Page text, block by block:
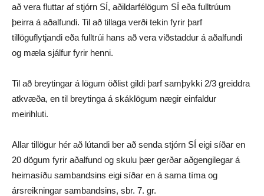
að vera fluttar af stjórn SÍ, aðildarfélögum SÍ eða fulltrúum
þeirra á aðalfundi. Til að tillaga verði tekin fyrir þarf
tillöguflytjandi eða fulltrúi hans að vera viðstaddur á aðalfundi
og mæla sjálfur fyrir henni.
Til að breytingar á lögum öðlist gildi þarf samþykki 2/3 greiddra
atkvæða, en til breytinga á skáklögum nægir einfaldur
meirihluti.
Allar tillögur hér að lútandi ber að senda stjórn SÍ eigi síðar en
20 dögum fyrir aðalfund og skulu þær gerðar aðgengilegar á
heimasíðu sambandsins eigi síðar en á sama tíma og
ársreikningar sambandsins, sbr. 7. gr.